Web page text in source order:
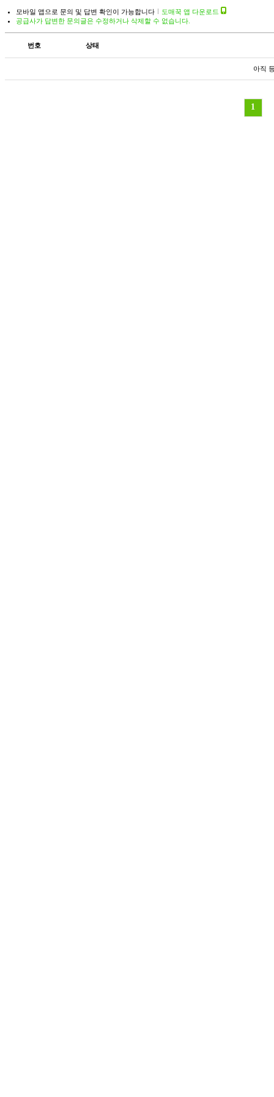
모바일 앱으로 문의 및 답변 확인이 가능합니다
도매꾹 앱 다운로드
공급사가 답변한 문의글은 수정하거나 삭제할 수 없습니다.
번호 상태
아직
1